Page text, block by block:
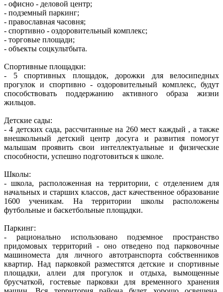
- офисно - деловой центр;
- подземный паркинг;
- православная часовня;
- спортивно - оздоровительный комплекс;
- торговые площади;
- объекты соцкультбыта.
Спортивные площадки:
- 5 спортивных площадок, дорожки для велосипедных
прогулок и спортивно - оздоровительный комплекс, будут
способствовать поддержанию активного образа жизни
жильцов.
Детские сады:
- 4 детских сада, рассчитанные на 260 мест каждый , а также
внешкольный детский центр досуга и развития помогут
малышам проявить свои интеллектуальные и физические
способности, успешно подготовиться к школе.
Школы:
- школа, расположенная на территории, с отделением для
начальных и старших классов, даст качественное образование
1600 ученикам. На территории школы расположены
футбольные и баскетбольные площадки.
Паркинг:
- рационально использовано подземное пространство
придомовых территорий - оно отведено под парковочные
машиноместа для личного автотранспорта собственников
квартир. Над парковкой разместятся детские и спортивные
площадки, аллеи для прогулок и отдыха, вымощенные
брусчаткой, гостевые парковки для временного хранения